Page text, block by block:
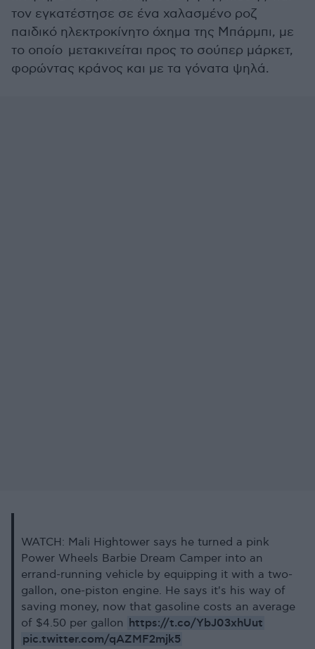
τον εγκατέστησε σε ένα χαλασμένο ροζ
παιδικό ηλεκτροκίνητο όχημα της Μπάρμπι, με
το οποίο μετακινείται προς το σούπερ μάρκετ,
φορώντας κράνος και με τα γόνατα ψηλά.
WATCH: Mali Hightower says he turned a pink
Power Wheels Barbie Dream Camper into an
errand-running vehicle by equipping it with a two-
gallon, one-piston engine. He says it's his way of
saving money, now that gasoline costs an average
of $4.50 per gallon https://t.co/YbJ03xhUut
pic.twitter.com/qAZMF2mjk5